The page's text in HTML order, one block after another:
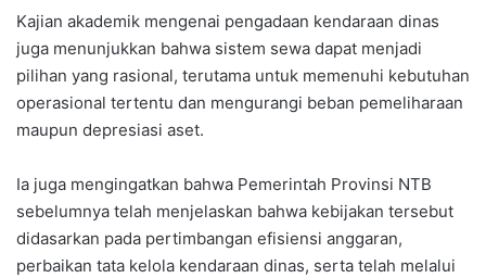
Kajian akademik mengenai pengadaan kendaraan dinas
juga menunjukkan bahwa sistem sewa dapat menjadi
pilihan yang rasional, terutama untuk memenuhi kebutuhan
operasional tertentu dan mengurangi beban pemeliharaan
maupun depresiasi aset.
Ia juga mengingatkan bahwa Pemerintah Provinsi NTB
sebelumnya telah menjelaskan bahwa kebijakan tersebut
didasarkan pada pertimbangan efisiensi anggaran,
perbaikan tata kelola kendaraan dinas, serta telah melalui